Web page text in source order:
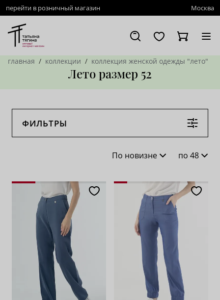
перейти в розничный магазин Москва
главная коллекции коллекция женской одежды "лето"
Лето размер 52
ФИЛЬТРЫ
По новизне
По популярности
По возрастанию цены
По убыванию цены
по 48
28